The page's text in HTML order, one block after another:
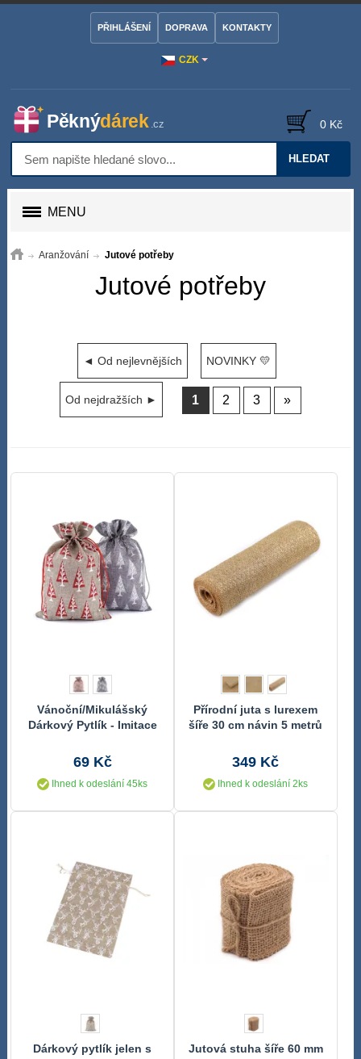
CZK
PŘIHLÁŠENÍ DOPRAVA KONTAKTY
HLEDAT
0 Kč
MENU
Aranžování Jutové potřeby
Jutové potřeby
◄ Od nejlevnějších NOVINKY 💛
Od nejdražších ► 1 2 3 »
Vánoční/Mikulášský
Dárkový Pytlík - Imitace
69 Kč
Ihned k odeslání 45ks
Přírodní juta s lurexem
šíře 30 cm návin 5 metrů
349 Kč
Ihned k odeslání 2ks
Dárkový pytlík jelen s
Jutová stuha šíře 60 mm